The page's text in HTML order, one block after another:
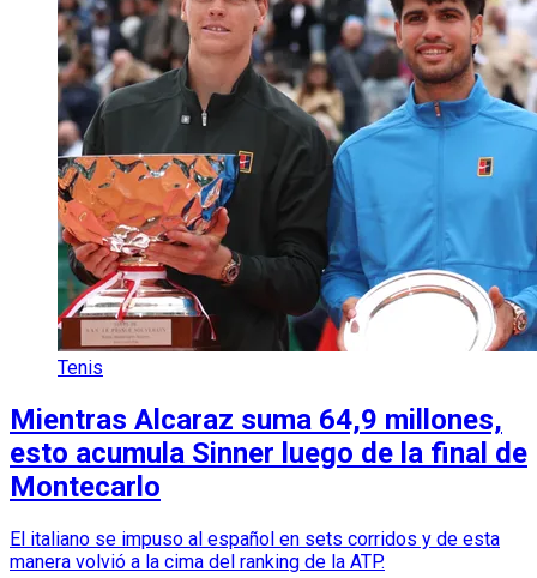
Tenis
Mientras Alcaraz suma 64,9 millones,
esto acumula Sinner luego de la final de
Montecarlo
El italiano se impuso al español en sets corridos y de esta
manera volvió a la cima del ranking de la ATP.